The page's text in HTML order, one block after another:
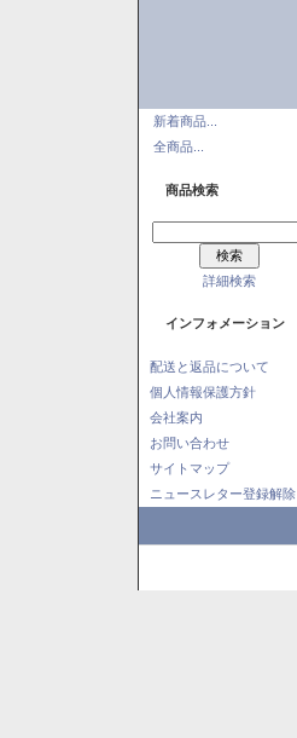
新着商品...
全商品...
商品検索
詳細検索
インフォメーション
配送と返品について
個人情報保護方針
会社案内
お問い合わせ
サイトマップ
ニュースレター登録解除